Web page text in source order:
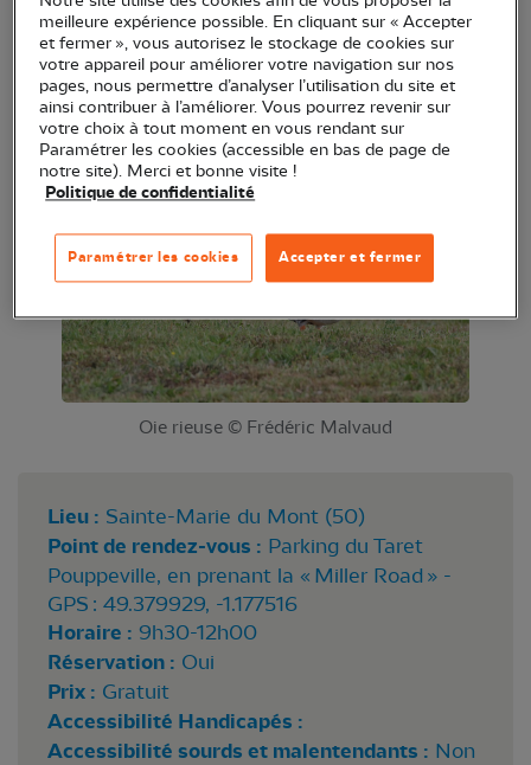
stationnement régulier et Oies cendrées,
quelquefois des Oies plus rares) ainsi que les
limicoles hivernants.
Oie rieuse © Frédéric Malvaud
Lieu : Sainte-Marie du Mont (50)
Point de rendez-vous : Parking du Taret
Pouppeville, en prenant la « Miller Road » -
GPS : 49.379929, -1.177516
Horaire : 9h30-12h00
Réservation : Oui
Prix : Gratuit
Accessibilité Handicapés :
Accessibilité sourds et malentendants : Non
meilleure expérience possible. En cliquant sur « Accepter
et fermer », vous autorisez le stockage de cookies sur
votre appareil pour améliorer votre navigation sur nos
pages, nous permettre d’analyser l’utilisation du site et
ainsi contribuer à l’améliorer. Vous pourrez revenir sur
votre choix à tout moment en vous rendant sur
Paramétrer les cookies (accessible en bas de page de
notre site). Merci et bonne visite !
Politique de confidentialité
Accepter et fermer
Paramétrer les cookies